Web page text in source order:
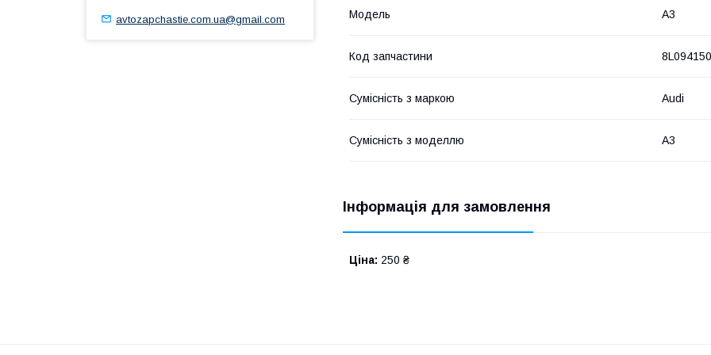
Модель A3
Код запчастини
Сумісність з маркою Audi
Сумісність з моделлю A3
Інформація для замовлення
Ціна: 250 ₴
avtozapchastie.com.ua@gmail.com